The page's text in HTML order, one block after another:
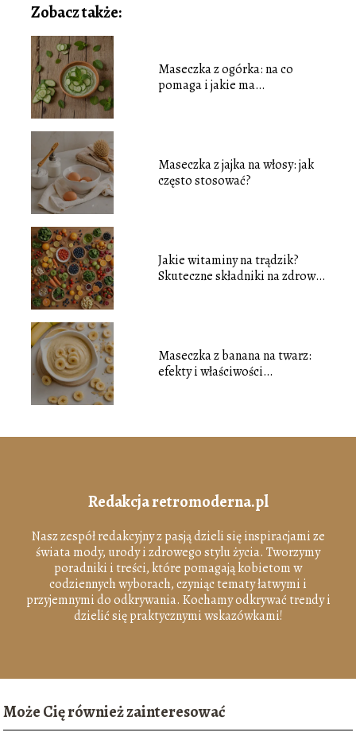
Zobacz także:
Maseczka z ogórka: na co
pomaga i jakie ma
Maseczka z jajka na włosy: jak
często stosować?
Jakie witaminy na trądzik?
Skuteczne składniki na zdrową
Maseczka z banana na twarz:
efekty i właściwości
Redakcja retromoderna.pl
Nasz zespół redakcyjny z pasją dzieli się inspiracjami ze
świata mody, urody i zdrowego stylu życia. Tworzymy
poradniki i treści, które pomagają kobietom w
codziennych wyborach, czyniąc tematy łatwymi i
przyjemnymi do odkrywania. Kochamy odkrywać trendy i
dzielić się praktycznymi wskazówkami!
Może Cię również zainteresować